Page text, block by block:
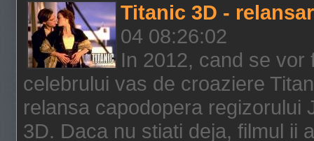
Titanic 3D -
04 08:26:02
In 2012, cand se
celebrului vas de croaziere
relansa capodopera regizorului
3D. Daca nu stiati deja, filmul ii